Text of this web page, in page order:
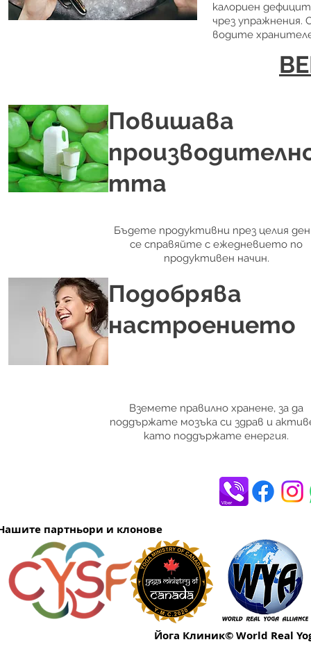
калориен
чрез
водите
Повишава
тта
Бъдете продуктивни през целия
се справяйте с ежедневието по
продуктивен начин.
Подобрява
настроението
Вземете правилно хранене, за да
поддържате мозъка си здрав и
като поддържате енергия.
партньори и клонове
Йога Клиник© World Real